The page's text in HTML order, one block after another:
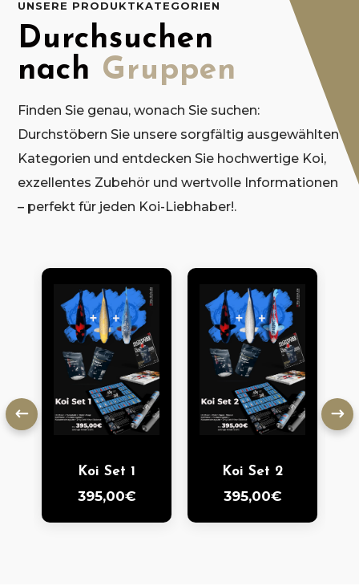
UNSERE PRODUKTKATEGORIEN
Durchsuchen
nach Gruppen
Finden Sie genau, wonach Sie suchen:
Durchstöbern Sie unsere sorgfältig ausgewählten
Kategorien und entdecken Sie hochwertige Koi,
exzellentes Zubehör und wertvolle Informationen
– perfekt für jeden Koi-Liebhaber!.
Koi Set 1
395,00€
Koi Set 2
395,00€